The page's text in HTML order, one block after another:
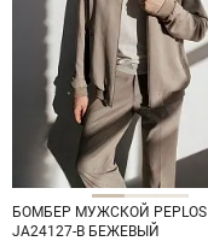
БОМБЕР МУЖСКОЙ PEPLOS
JA24127-B БЕЖЕВЫЙ